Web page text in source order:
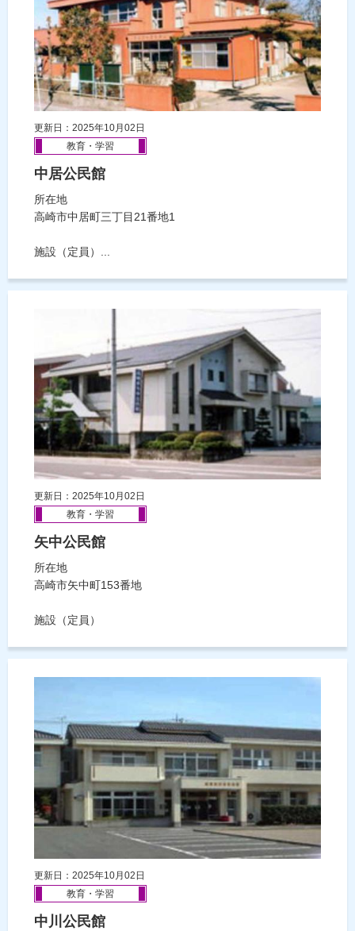
更新日：2025年10月02日
教育・学習
中居公民館
所在地
高崎市中居町三丁目21番地1
施設（定員）...
更新日：2025年10月02日
教育・学習
矢中公民館
所在地
高崎市矢中町153番地
施設（定員）
更新日：2025年10月02日
教育・学習
中川公民館